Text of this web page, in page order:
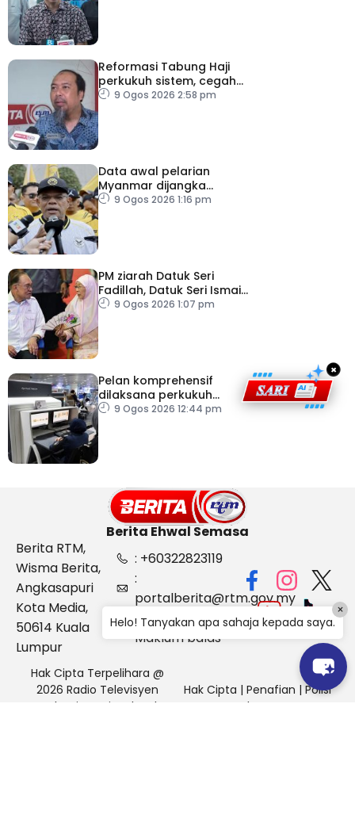
Reformasi Tabung Haji
perkukuh sistem, cegah
kesilapan berulang
9 Ogos 2026 2:58 pm
Data awal pelarian
Myanmar dijangka
diperoleh suku keempat
9 Ogos 2026 1:16 pm
PM ziarah Datuk Seri
Fadillah, Datuk Seri Ismail
Sabri di IJN
9 Ogos 2026 1:07 pm
Pelan komprehensif
dilaksana perkukuh
keselamatan
9 Ogos 2026 12:44 pm
×
Berita Ehwal Semasa
Berita RTM,
Wisma Berita,
Angkasapuri
Kota Media,
50614 Kuala
Lumpur
: +60322823119
:
portalberita@rtm.gov.my
: Aduan &
Maklum balas
Hak Cipta Terpelihara @
2026 Radio Televisyen
Malaysia, Berita Ehwal
Hak Cipta | Penafian | Polisi
Keselamatan
Helo! Tanyakan apa sahaja kepada saya.
×